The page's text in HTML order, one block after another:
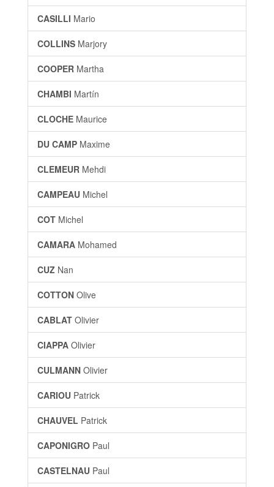
CASILLI Mario
COLLINS Marjory
COOPER Martha
CHAMBI Martín
CLOCHE Maurice
DU CAMP Maxime
CLEMEUR Mehdi
CAMPEAU Michel
COT Michel
CAMARA Mohamed
CUZ Nan
COTTON Olive
CABLAT Olivier
CIAPPA Olivier
CULMANN Olivier
CARIOU Patrick
CHAUVEL Patrick
CAPONIGRO Paul
CASTELNAU Paul